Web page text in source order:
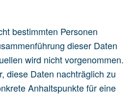
bestimmten Personen
dieser Daten
wird nicht vorgenommen.
diese Daten nachträglich zu
Anhaltspunkte für eine